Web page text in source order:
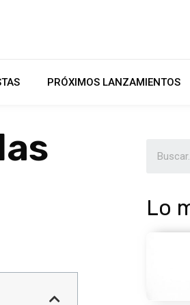
PRÓXIMOS LANZAMIENTOS
Lo